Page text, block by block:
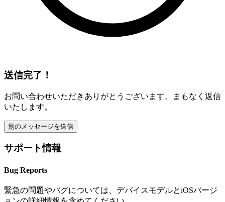
送信完了！
お問い合わせいただきありがとうございます。まもなく返信
いたします。
別のメッセージを送信
サポート情報
Bug Reports
緊急の問題やバグについては、デバイスモデルとiOSバージ